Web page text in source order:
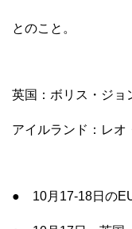
とのこと。
英国：ボリス・ジョ
アイルランド：レオ
● 10月17-18日の